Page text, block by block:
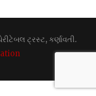
ટ્રસ્ટ, કર્ણાવતી.